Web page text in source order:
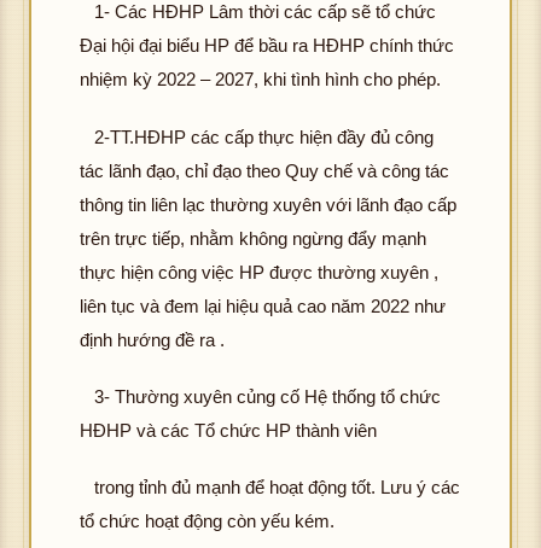
1- Các HĐHP Lâm thời các cấp sẽ tổ chức
Đại hội đại biểu HP để bầu ra HĐHP chính thức
nhiệm kỳ 2022 – 2027, khi tình hình cho phép.
2-TT.HĐHP các cấp thực hiện đầy đủ công
tác lãnh đạo, chỉ đạo theo Quy chế và công tác
thông tin liên lạc thường xuyên với lãnh đạo cấp
trên trực tiếp, nhằm không ngừng đẩy mạnh
thực hiện công việc HP được thường xuyên ,
liên tục và đem lại hiệu quả cao năm 2022 như
định hướng đề ra .
3- Thường xuyên củng cố Hệ thống tổ chức
HĐHP và các Tổ chức HP thành viên
trong tỉnh đủ mạnh để hoạt động tốt. Lưu ý các
tổ chức hoạt động còn yếu kém.